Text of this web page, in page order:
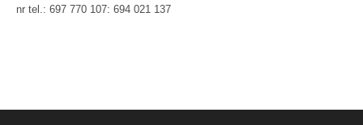
nr tel.: 697 770 107: 694 021 137